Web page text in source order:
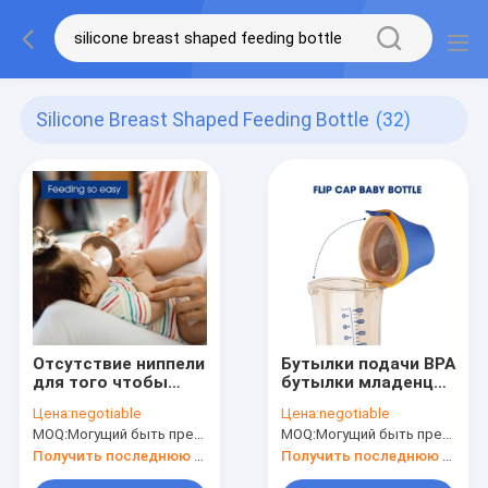
Silicone Breast Shaped Feeding Bottle (32)
Отсутствие ниппели
для того чтобы
бутылку BPA
уникального
младенца питаясь
свободная форма
Цена:negotiable
MOQ:Могущий быть предметом переговоров
Бутылки подачи BPA
бутылки младенца
треугольника PPSU
средние свободные
питаясь
Цена:negotiable
MOQ:Могущий быть предметом переговоров